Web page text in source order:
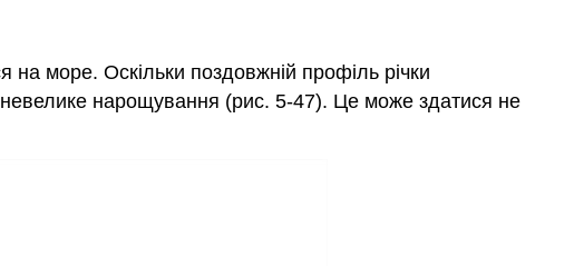
на море. Оскільки поздовжній профіль річки
невелике нарощування (рис. 5-47). Це може здатися не